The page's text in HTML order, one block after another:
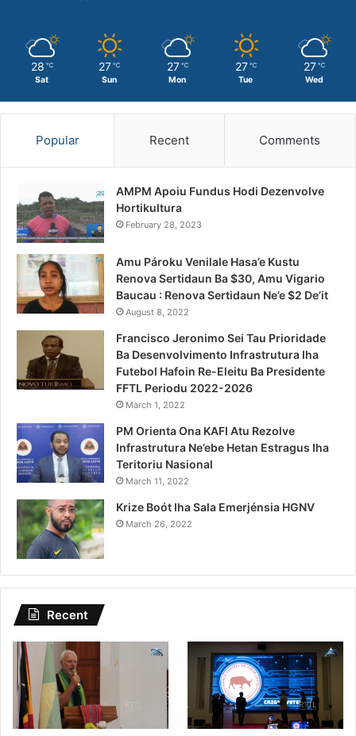
28 ℃
Sat
27 ℃
Sun
27 ℃
Mon
27 ℃
Tue
27 ℃
Wed
Popular Recent Comments
AMPM Apoiu Fundus Hodi Dezenvolve
Hortikultura
February 28, 2023
Amu Pároku Venilale Hasa’e Kustu
Renova Sertidaun Ba $30, Amu Vigario
Baucau : Renova Sertidaun Ne’e $2 De’it
August 8, 2022
Francisco Jeronimo Sei Tau Prioridade
Ba Desenvolvimento Infrastrutura Iha
Futebol Hafoin Re-Eleitu Ba Presidente
FFTL Periodu 2022-2026
March 1, 2022
PM Orienta Ona KAFI Atu Rezolve
Infrastrutura Ne’ebe Hetan Estragus Iha
Teritoriu Nasional
March 11, 2022
Krize Boót Iha Sala Emerjénsia HGNV
March 26, 2022
Recent